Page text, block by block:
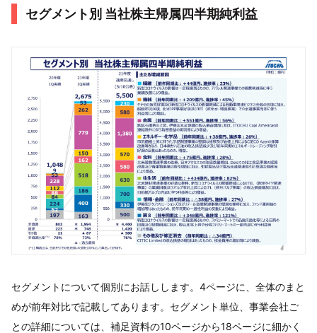
セグメント別 当社株主帰属四半期純利益
セグメントについて個別にお話しします。4ページに、全体のまと
めが前年対比で記載してあります。セグメント単位、事業会社ご
との詳細については、補足資料の10ページから18ページに細かく